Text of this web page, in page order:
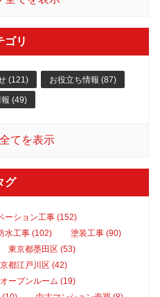
ゴリ
(121) お役立ち情報 (87)
報 (49)
てを表示
グ
ーション工事 (152)
水工事 (102)
塗装工事 (90)
東京都墨田区 (53)
都江戸川区 (42)
オープンルーム (19)